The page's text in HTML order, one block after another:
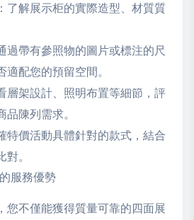
了解展示柜的實際造型、材質質
過帶有參照物的圖片或標注的尺
配您的預留空間。
層架設計、照明布置等細節，評
陳列需求。
特價活動具體針對的款式，結合
。
服務優勢
您不僅能獲得質量可靠的四面展